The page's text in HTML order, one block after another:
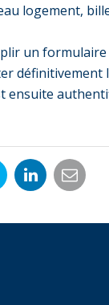
logement,
un
ensuite
Partager
LinkedIn
email